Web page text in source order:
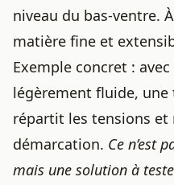
niveau du bas-ventre.
matière fine et
Exemple concret :
légèrement fluide,
répartit les tensions et
démarcation. Ce n’est
mais une solution à